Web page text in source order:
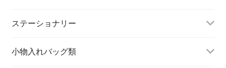
長財布
イヤリング＆ピアス
ステーショナリー
名刺入れ
小物入れバッグ類